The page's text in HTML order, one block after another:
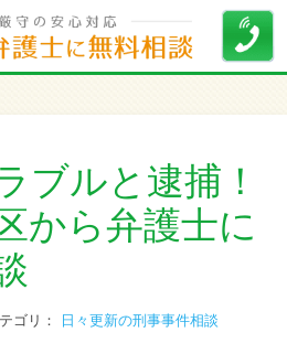
ブルと逮捕！
から弁護士に
ゴリ： 日々更新の刑事事件相談